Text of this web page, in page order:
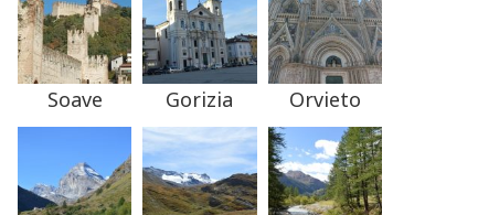
Soave Gorizia Orvieto